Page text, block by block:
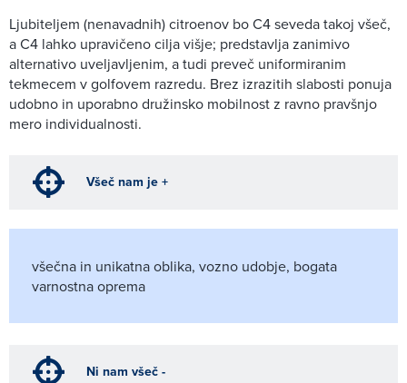
Ljubiteljem (nenavadnih) citroenov bo C4 seveda takoj všeč,
a C4 lahko upravičeno cilja višje; predstavlja zanimivo
alternativo uveljavljenim, a tudi preveč uniformiranim
tekmecem v golfovem razredu. Brez izrazitih slabosti ponuja
udobno in uporabno družinsko mobilnost z ravno pravšnjo
mero individualnosti.
Všeč nam je +
všečna in unikatna oblika, vozno udobje, bogata
varnostna oprema
Ni nam všeč -